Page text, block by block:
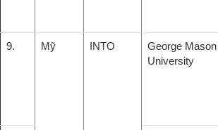
9. Mỹ INTO
George Mason
University